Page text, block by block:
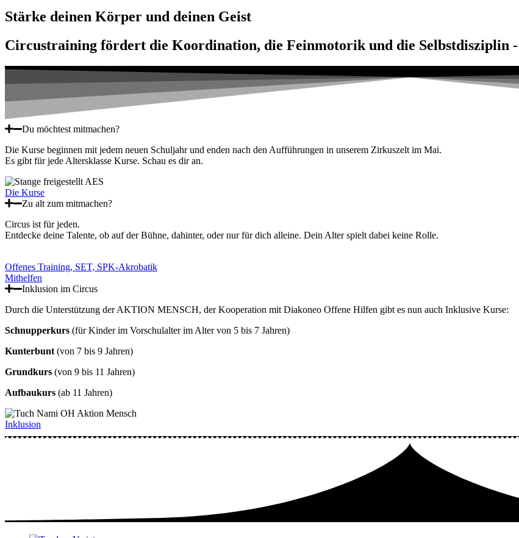
Stärke deinen Körper und deinen Geist
Circustraining fördert die Koordination, die Feinmotorik und die Selbstdisziplin -
Du möchtest mitmachen?
Die Kurse beginnen mit jedem neuen Schuljahr und enden nach den Aufführungen in unserem Zirkuszelt im Mai.
Es gibt für jede Altersklasse Kurse. Schau es dir an.
Die Kurse
Zu alt zum mitmachen?
Circus ist für jeden.
Entdecke deine Talente, ob auf der Bühne, dahinter, oder nur für dich alleine. Dein Alter spielt dabei keine Rolle.
Offenes Training, SET, SPK-Akrobatik
Mithelfen
Inklusion im Circus
Durch die Unterstützung der AKTION MENSCH, der Kooperation mit Diakoneo Offene Hilfen gibt es nun auch Inklusive Kurse:
Schnupperkurs (für Kinder im Vorschulalter im Alter von 5 bis 7 Jahren)
Kunterbunt (von 7 bis 9 Jahren)
Grundkurs (von 9 bis 11 Jahren)
Aufbaukurs (ab 11 Jahren)
Inklusion